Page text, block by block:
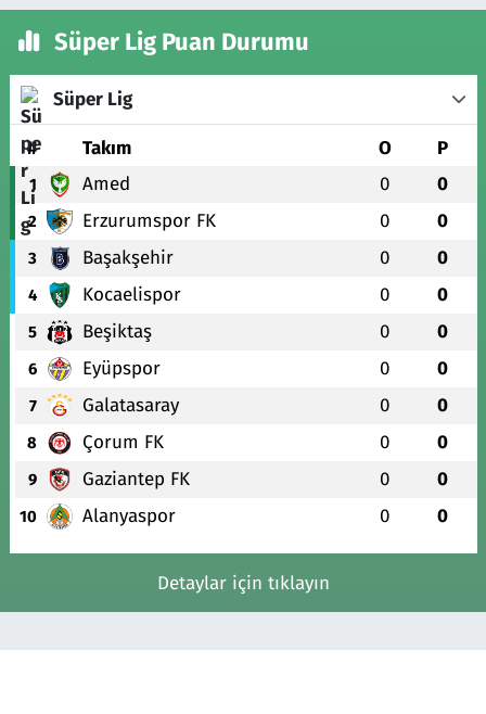
Süper Lig Puan Durumu
Süper Lig
# Takım O P
1 Amed 0 0
2 Erzurumspor FK 0 0
3 Başakşehir 0 0
4 Kocaelispor 0 0
5 Beşiktaş 0 0
6 Eyüpspor 0 0
7 Galatasaray 0 0
8 Çorum FK 0 0
9 Gaziantep FK 0 0
10 Alanyaspor 0 0
Detaylar için tıklayın